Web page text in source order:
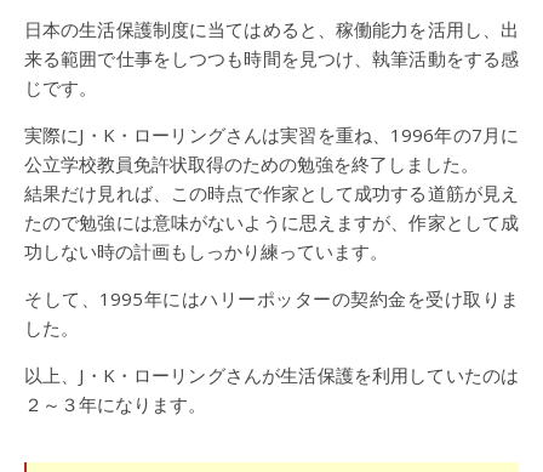
日本の生活保護制度に当てはめると、稼働能力を活用し、出
来る範囲で仕事をしつつも時間を見つけ、執筆活動をする感
じです。
実際にJ・K・ローリングさんは実習を重ね、1996年の7月に
公立学校教員免許状取得のための勉強を終了しました。
結果だけ見れば、この時点で作家として成功する道筋が見え
たので勉強には意味がないように思えますが、作家として成
功しない時の計画もしっかり練っています。
そして、1995年にはハリーポッターの契約金を受け取りま
した。
以上、J・K・ローリングさんが生活保護を利用していたのは
２～３年になります。